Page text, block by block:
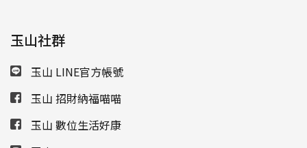
玉山社群
玉山 LINE官方帳號
玉山 招財納福喵喵
玉山 數位生活好康